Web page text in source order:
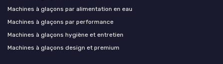
Machines à glaçons par alimentation en eau
Machines à glaçons par performance
Machines à glaçons hygiène et entretien
Machines à glaçons design et premium